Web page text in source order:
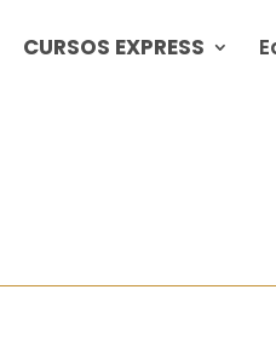
CURSOS EXPRESS